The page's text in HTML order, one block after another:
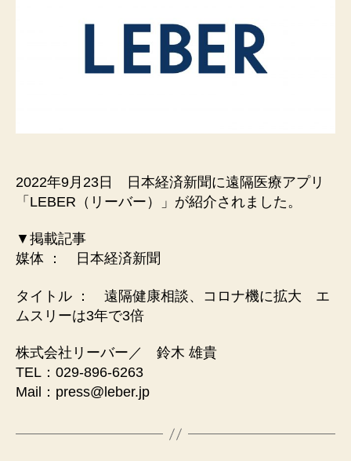
2022年9月23日 日本経済新聞に遠隔医療アプリ
「LEBER（リーバー）」が紹介されました。
▼掲載記事
媒体 ： 日本経済新聞
タイトル ： 遠隔健康相談、コロナ機に拡大 エ
ムスリーは3年で3倍
株式会社リーバー／ 鈴木 雄貴
TEL：029-896-6263
Mail：press@leber.jp